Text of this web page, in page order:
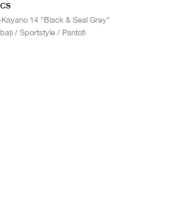
Kayano 14 "Black & Seal Grey"
/ Sportstyle / Pantofi